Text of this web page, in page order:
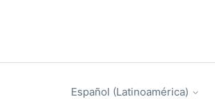
Español (Latinoamérica)